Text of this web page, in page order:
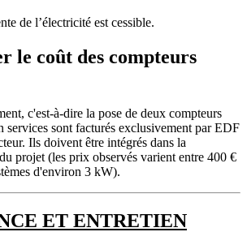
de l’électricité est cessible.
le coût des compteurs
c'est-à-dire la pose de deux compteurs
services sont facturés exclusivement par EDF
Ils doivent être intégrés dans la
projet (les prix observés varient entre 400 €
d'environ 3 kW).
ET ENTRETIEN